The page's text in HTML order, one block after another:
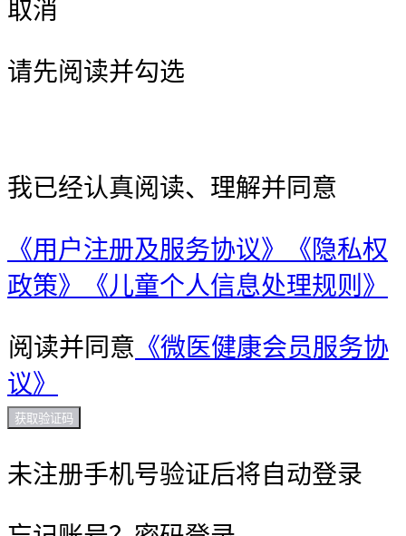
取消
请先阅读并勾选
我已经认真阅读、理解并同意
《用户注册及服务协议》
《隐私权
政策》
《儿童个人信息处理规则》
阅读并同意 《微医健康会员服务协
议》
获取验证码
未注册手机号验证后将自动登录